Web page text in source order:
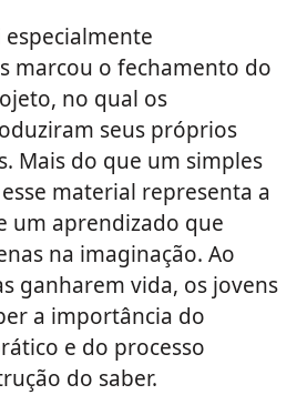
especialmente
marcou o fechamento do
no qual os
seus próprios
Mais do que um simples
material representa a
um aprendizado que
na imaginação. Ao
ganharem vida, os jovens
a importância do
e do processo
do saber.